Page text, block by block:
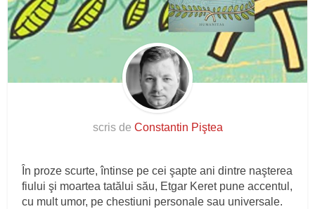
scris de Constantin Piştea
În proze scurte, întinse pe cei şapte ani dintre naşterea
fiului şi moartea tatălui său, Etgar Keret pune accentul,
cu mult umor, pe chestiuni personale sau universale.